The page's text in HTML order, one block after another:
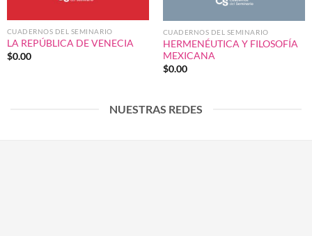
CUADERNOS DEL SEMINARIO
LA REPÚBLICA DE VENECIA
$0.00
CUADERNOS DEL SEMINARIO
HERMENÉUTICA Y FILOSOFÍA
MEXICANA
$0.00
NUESTRAS REDES